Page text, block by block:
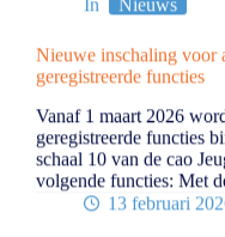
In Nieuws
Nieuwe inschaling voor
geregistreerde functies
Vanaf 1 maart 2026
geregistreerde functies
schaal 10 van de cao
volgende functies: Met
13 februari